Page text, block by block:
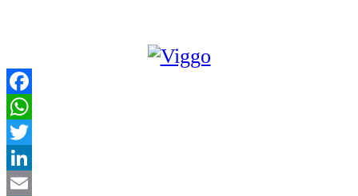
Facebook
WhatsApp
Twitter
LinkedIn